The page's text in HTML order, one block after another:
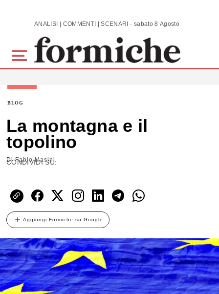
Skip to main content ANALISI | COMMENTI | SCENARI - sabato 8 Agosto 2026
BLOG
La montagna e il
topolino
DiFabio Masini
CONDIVIDI SU:
Aggiungi Formiche su Google